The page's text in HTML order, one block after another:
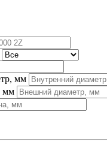
мм
мм